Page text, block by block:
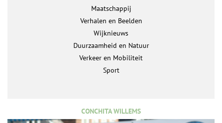
Maatschappij
Verhalen en Beelden
Wijknieuws
Duurzaamheid en Natuur
Verkeer en Mobiliteit
Sport
CONCHITA WILLEMS